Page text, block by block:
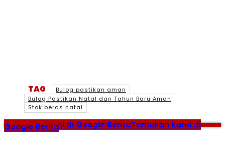
TAG
Bulog pastikan aman
Bulog Pastikan Natal dan Tahun Baru Aman
Stok beras natal
Temukan kami di Google BeritaTemukan kami di
Google Berita